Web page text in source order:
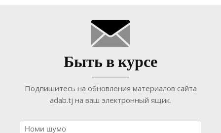
Быть в курсе
Подпишитесь на обновления материалов сайта
adab.tj на ваш электронный ящик.